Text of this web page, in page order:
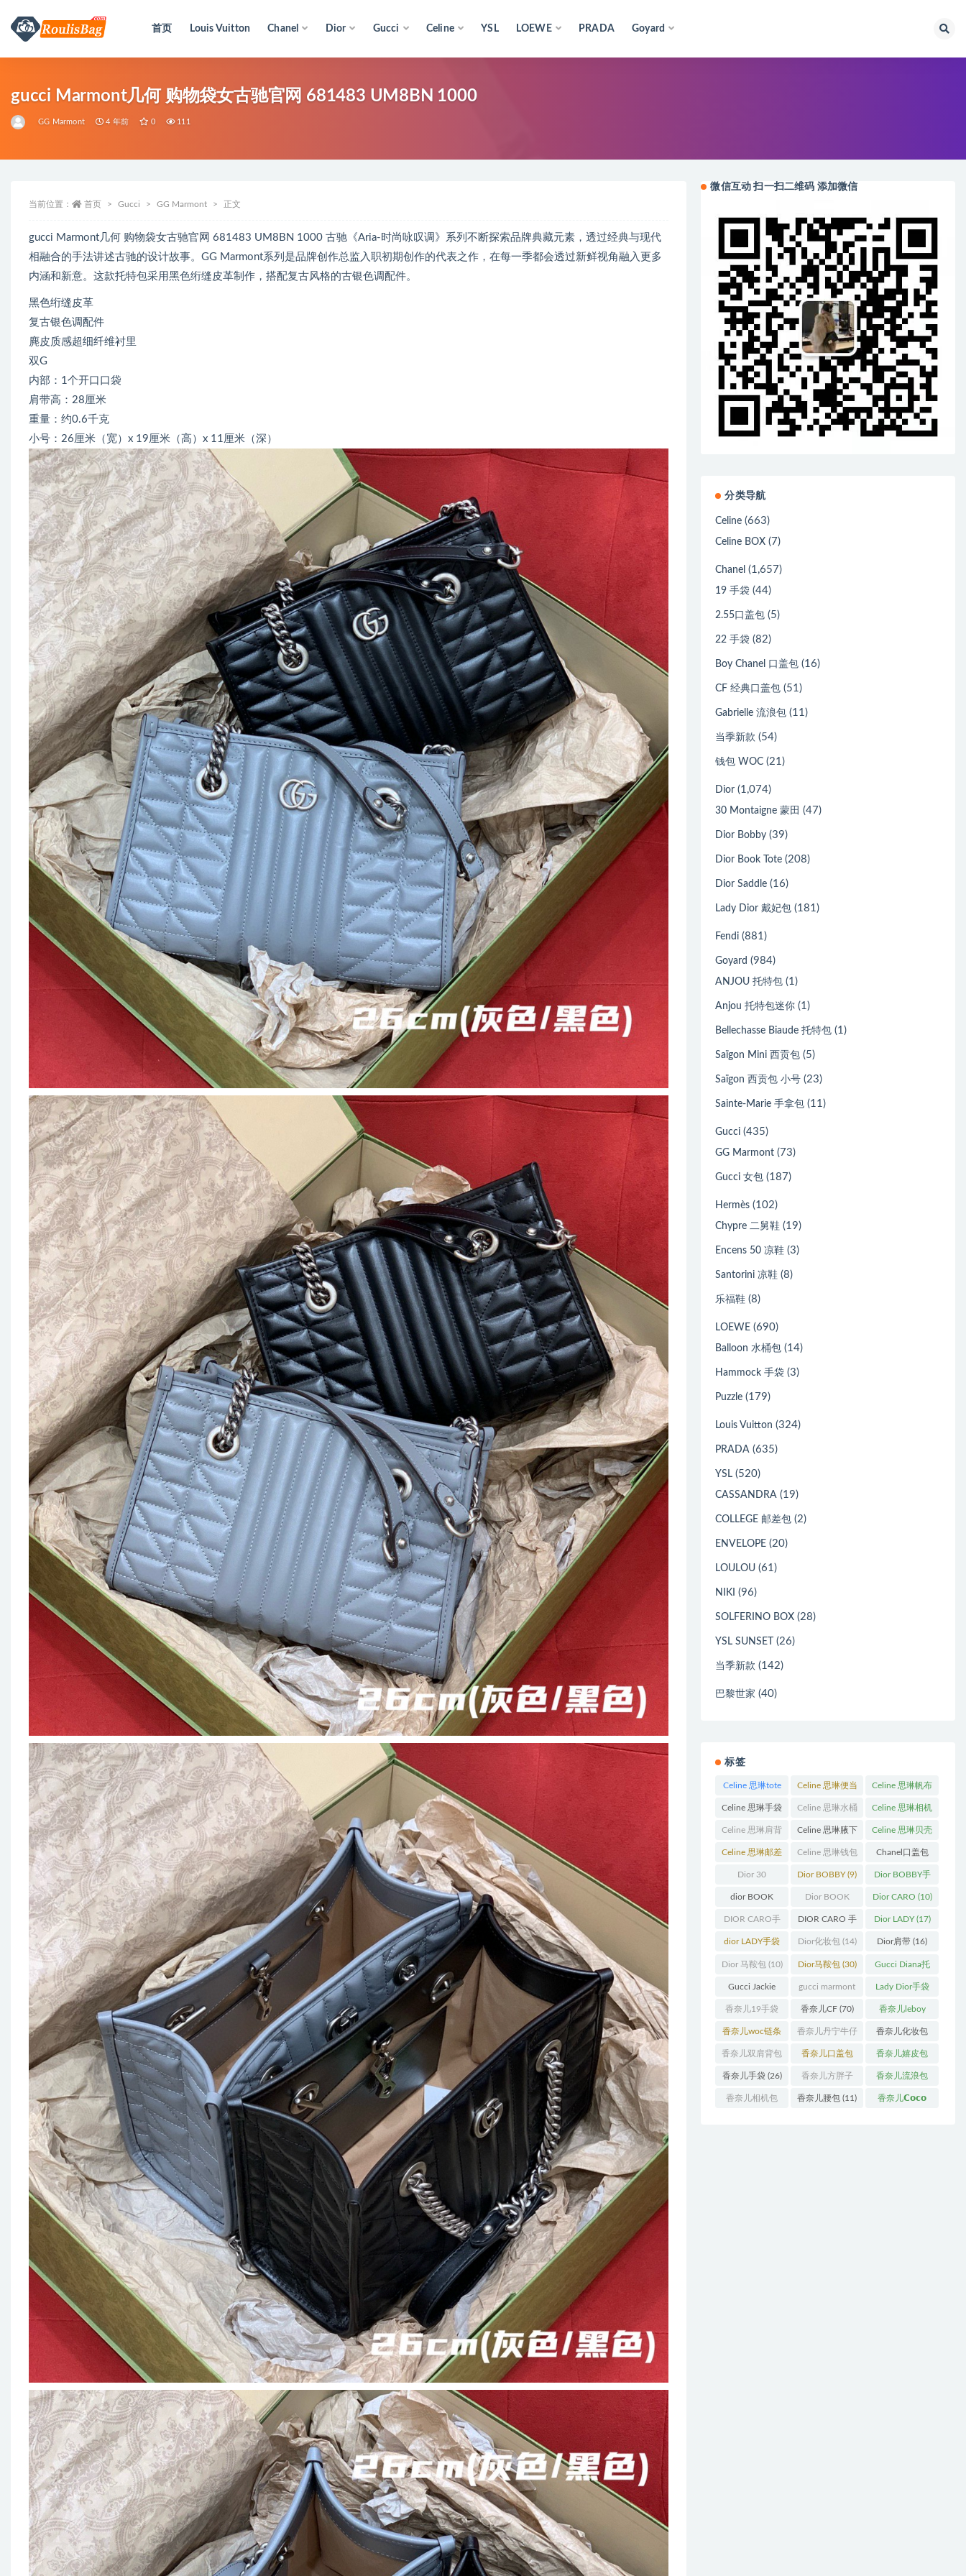
首页 Louis Vuitton Chanel Dior Gucci Celine YSL LOEWE PRADA Goyard
gucci Marmont几何 购物袋女古驰官网 681483 UM8BN 1000
GG Marmont 4 年前 0 111
当前位置： 首页 Gucci GG Marmont 正文
gucci Marmont几何 购物袋女古驰官网 681483 UM8BN 1000 古驰《Aria-时尚咏叹调》系列不断探索品牌典藏元素，透过经典与现代
相融合的手法讲述古驰的设计故事。GG Marmont系列是品牌创作总监入职初期创作的代表之作，在每一季都会透过新鲜视角融入更多
内涵和新意。这款托特包采用黑色绗缝皮革制作，搭配复古风格的古银色调配件。
黑色绗缝皮革
复古银色调配件
麂皮质感超细纤维衬里
双G
内部：1个开口口袋
肩带高：28厘米
重量：约0.6千克
小号：26厘米（宽）x 19厘米（高）x 11厘米（深）
微信互动 扫一扫二维码 添加微信
分类导航
Celine (663)
Celine BOX (7)
Chanel (1,657)
19 手袋 (44)
2.55口盖包 (5)
22 手袋 (82)
Boy Chanel 口盖包 (16)
CF 经典口盖包 (51)
Gabrielle 流浪包 (11)
当季新款 (54)
钱包 WOC (21)
Dior (1,074)
30 Montaigne 蒙田 (47)
Dior Bobby (39)
Dior Book Tote (208)
Dior Saddle (16)
Lady Dior 戴妃包 (181)
Fendi (881)
Goyard (984)
ANJOU 托特包 (1)
Anjou 托特包迷你 (1)
Bellechasse Biaude 托特包 (1)
Saïgon Mini 西贡包 (5)
Saïgon 西贡包 小号 (23)
Sainte-Marie 手拿包 (11)
Gucci (435)
GG Marmont (73)
Gucci 女包 (187)
Hermès (102)
Chypre 二舅鞋 (19)
Encens 50 凉鞋 (3)
Santorini 凉鞋 (8)
乐福鞋 (8)
LOEWE (690)
Balloon 水桶包 (14)
Hammock 手袋 (3)
Puzzle (179)
Louis Vuitton (324)
PRADA (635)
YSL (520)
CASSANDRA (19)
COLLEGE 邮差包 (2)
ENVELOPE (20)
LOULOU (61)
NIKI (96)
SOLFERINO BOX (28)
YSL SUNSET (26)
当季新款 (142)
巴黎世家 (40)
标签
Celine 思琳tote
包 (23)
Celine 思琳便当
包 (14)
Celine 思琳帆布
包 (18)
Celine 思琳手袋
(250)
Celine 思琳水桶
包 (55)
Celine 思琳相机
包 (11)
Celine 思琳肩背
包 (12)
Celine 思琳腋下
包 (10)
Celine 思琳贝壳
包(12)
Celine 思琳邮差
包(13)
Celine 思琳钱包
(10)
Chanel口盖包
(13)
Dior 30
Montaigne 蒙田
(31)
Dior BOBBY(9) Dior BOBBY手
袋(26)
dior BOOK
TOTE(12)
Dior BOOK
TOTE手袋(163)
Dior CARO (10)
DIOR CARO手
袋(11)
DIOR CARO 手
袋(31)
Dior LADY(17)
dior LADY手袋
(70)
Dior化妆包(14) Dior肩带 (16)
Dior 马鞍包(10) Dior马鞍包(30) Gucci Diana托
特包(11)
Gucci Jackie
(11)
gucci marmont
系列(19)
Lady Dior手袋
(51)
香奈儿19手袋
(27)
香奈儿CF(70) 香奈儿leboy
(13)
香奈儿woc链条
包 (11)
香奈儿丹宁牛仔
(12)
香奈儿化妆包
(13)
香奈儿双肩背包
(13)
香奈儿口盖包
(55)
香奈儿嬉皮包
(10)
香奈儿手袋(26) 香奈儿方胖子
(11)
香奈儿流浪包
(10)
香奈儿相机包 香奈儿腰包 (11) 香奈儿𝗖𝗼𝗰𝗼